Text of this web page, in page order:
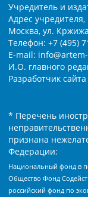
Учредитель и
Адрес учредителя,
Москва, ул.
Телефон: +7 (495)
E-mail:
И.О. главного
Разработчик сайта
* Перечень
признана
Федерации:
Национальный фонд в
Общество Фонд
российский фонд по